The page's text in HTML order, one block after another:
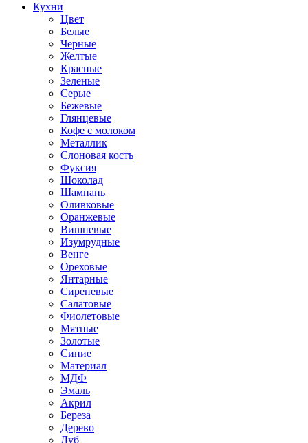
Кухни
Цвет
Белые
Черные
Желтые
Красные
Зеленые
Серые
Бежевые
Глянцевые
Кофе с молоком
Металлик
Слоновая кость
Фуксия
Шоколад
Шампань
Оливковые
Оранжевые
Вишневые
Изумрудные
Венге
Ореховые
Янтарные
Сиреневые
Салатовые
Фиолетовые
Мятные
Золотые
Синие
Материал
МДФ
Эмаль
Акрил
Береза
Дерево
Дуб